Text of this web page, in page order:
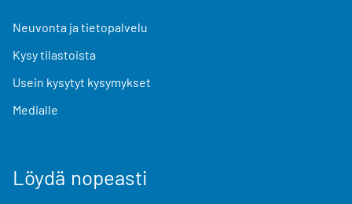
Neuvonta ja tietopalvelu
Kysy tilastoista
Usein kysytyt kysymykset
Medialle
Löydä nopeasti